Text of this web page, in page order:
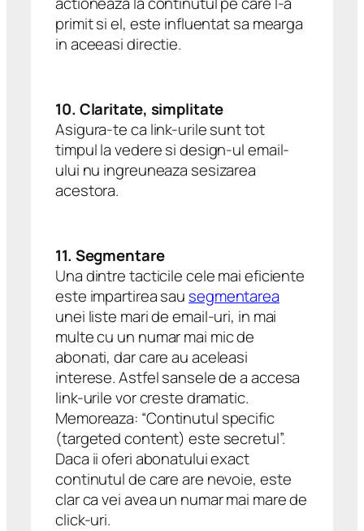
primit si el, este influentat sa mearga
in aceeasi directie.
10. Claritate, simplitate
Asigura-te ca link-urile sunt tot
timpul la vedere si design-ul email-
ului nu ingreuneaza sesizarea
acestora.
11. Segmentare
Una dintre tacticile cele mai eficiente
este impartirea sau segmentarea
unei liste mari de email-uri, in mai
multe cu un numar mai mic de
abonati, dar care au aceleasi
interese. Astfel sansele de a accesa
link-urile vor creste dramatic.
Memoreaza: “Continutul specific
(targeted content) este secretul”.
Daca ii oferi abonatului exact
continutul de care are nevoie, este
clar ca vei avea un numar mai mare de
click-uri.